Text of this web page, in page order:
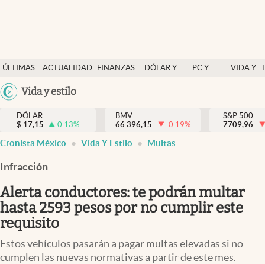
ÚLTIMAS
NOTICIAS
ACTUALIDAD
FINANZAS
DÓLAR Y
PC Y
VIDA Y
México
Vida y estilo
Actualidad
Finanzas y economía
Dólar y mercados
Pc y celular
Vida y estilo
Tv
DÓLAR
$ 17,15 0.13%
BMV
66.396,15
-0.19%
S&P 500
7709,96
Cronista México Vida Y Estilo Multas
Infracción
Alerta conductores: te podrán multar
hasta 2593 pesos por no cumplir este
requisito
Estos vehículos pasarán a pagar multas elevadas si no
cumplen las nuevas normativas a partir de este mes.